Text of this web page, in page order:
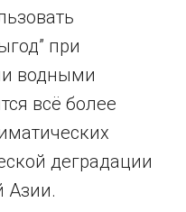
при
водными
всё более
деградации
Азии.